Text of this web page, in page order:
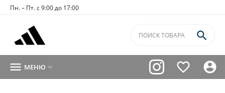
Пн. – Пт. с 9:00 до 17:00



 МЕНЮ 